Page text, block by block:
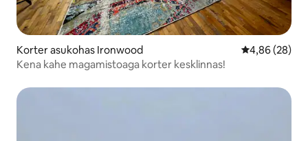
Korter asukohas Ironwood Keskmine
4,86 (28)
Kena kahe magamistoaga korter kesklinnas!